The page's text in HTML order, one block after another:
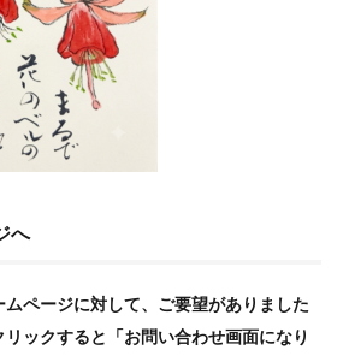
へ
ページに対して、ご要望がありました
ックすると「お問い合わせ画面になり